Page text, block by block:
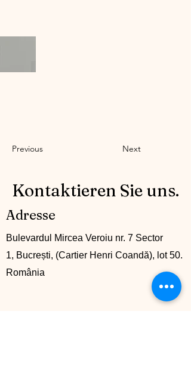
Previous Next
Kontaktieren Sie uns.
Adresse
Bulevardul Mircea Veroiu nr. 7 Sector
1, Bucrești, (Cartier Henri Coandă), lot 50.
România